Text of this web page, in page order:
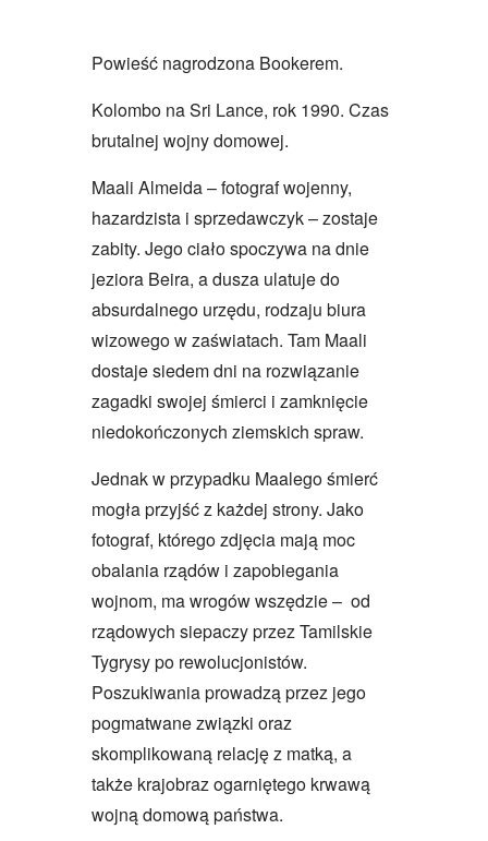
Powieść nagrodzona Bookerem.
Kolombo na Sri Lance, rok 1990. Czas
brutalnej wojny domowej.
Maali Almeida – fotograf wojenny,
hazardzista i sprzedawczyk – zostaje
zabity. Jego ciało spoczywa na dnie
jeziora Beira, a dusza ulatuje do
absurdalnego urzędu, rodzaju biura
wizowego w zaświatach. Tam Maali
dostaje siedem dni na rozwiązanie
zagadki swojej śmierci i zamknięcie
niedokończonych ziemskich spraw.
Jednak w przypadku Maalego śmierć
mogła przyjść z każdej strony. Jako
fotograf, którego zdjęcia mają moc
obalania rządów i zapobiegania
wojnom, ma wrogów wszędzie – od
rządowych siepaczy przez Tamilskie
Tygrysy po rewolucjonistów.
Poszukiwania prowadzą przez jego
pogmatwane związki oraz
skomplikowaną relację z matką, a
także krajobraz ogarniętego krwawą
wojną domową państwa.